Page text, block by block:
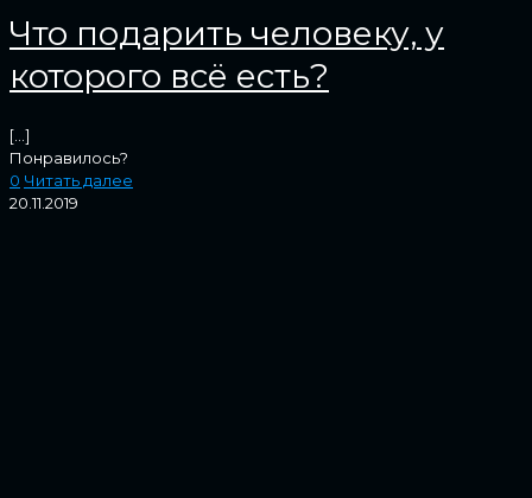
Что подарить человеку, у
которого всё есть?
[…]
Понравилось?
0 Читать далее
20.11.2019